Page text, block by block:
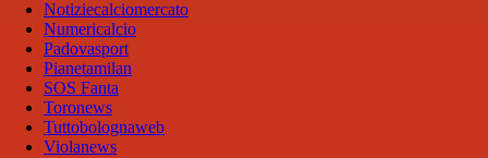
Notiziecalciomercato
Numericalcio
Padovasport
Pianetamilan
SOS Fanta
Toronews
Tuttobolognaweb
Violanews